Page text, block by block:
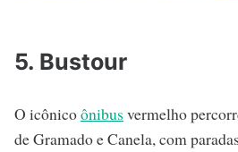
5. Bustour
O icônicoônibus vermelho
de Gramado e Canela, com